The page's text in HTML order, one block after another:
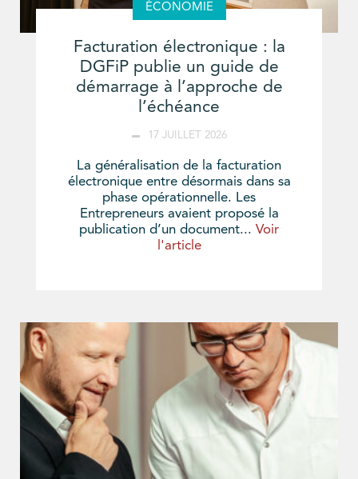
ÉCONOMIE
Facturation électronique : la
DGFiP publie un guide de
démarrage à l’approche de
l’échéance
17 JUILLET 2026
La généralisation de la facturation
électronique entre désormais dans sa
phase opérationnelle. Les
Entrepreneurs avaient proposé la
publication d’un document... Voir
l'article